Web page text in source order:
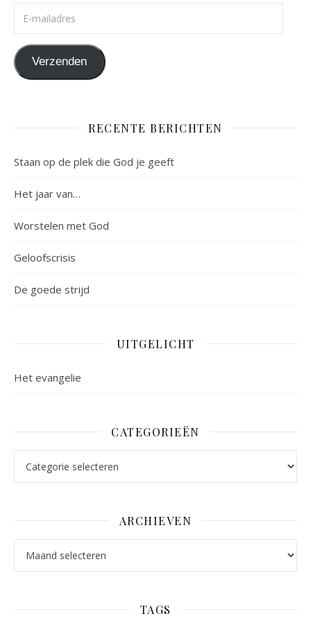
Verzenden
RECENTE BERICHTEN
Staan op de plek die God je geeft
Het jaar van…
Worstelen met God
Geloofscrisis
De goede strijd
UITGELICHT
Het evangelie
CATEGORIEËN
ARCHIEVEN
TAGS